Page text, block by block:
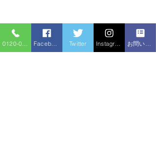
Twitter